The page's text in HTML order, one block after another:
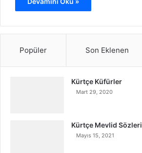
Popüler Son Eklenen
Kürtçe Küfürler
Mart 29, 2020
Kürtçe Mevlid Sözleri
Mayıs 15, 2021